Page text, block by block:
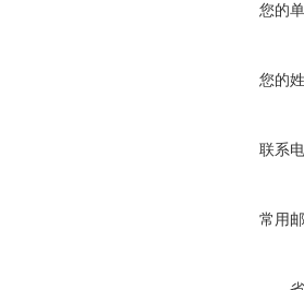
您的
您的
联系
常用